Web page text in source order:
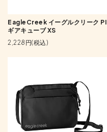
EagleCreek イーグルクリーク PI
ギアキューブ XS
2,228円(税込)